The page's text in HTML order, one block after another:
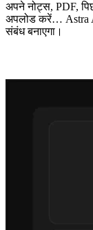
अपने नोट्स, PDF,
अपलोड करें… Astra
संबंध बनाएगा।